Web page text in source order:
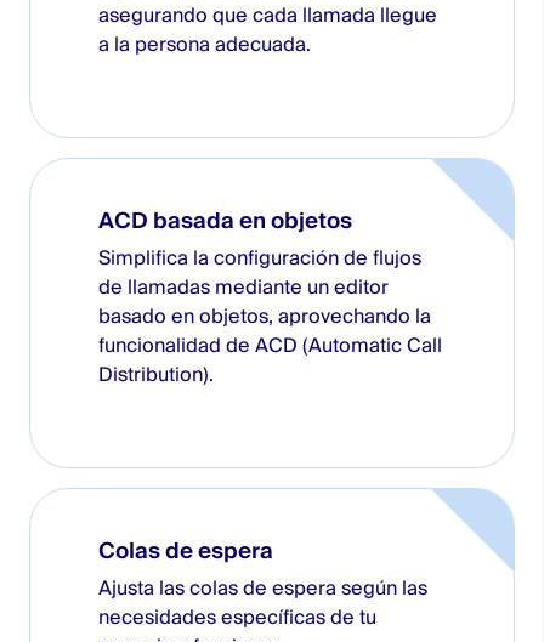
asegurando que cada llamada llegue
a la persona adecuada.
ACD basada en objetos
Simplifica la configuración de flujos
de llamadas mediante un editor
basado en objetos, aprovechando la
funcionalidad de ACD (Automatic Call
Distribution).
Colas de espera
Ajusta las colas de espera según las
necesidades específicas de tu